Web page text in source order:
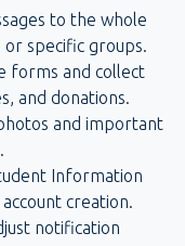
to the whole
or specific groups.
forms and collect
and donations.
and important
Information
creation.
notification